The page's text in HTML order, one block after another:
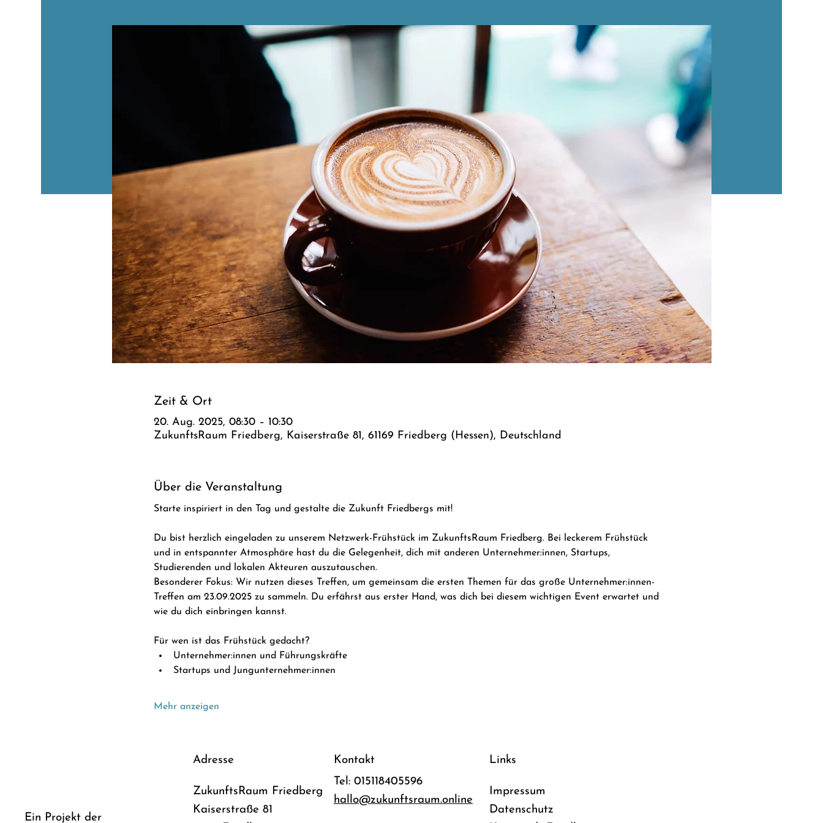
Zeit & Ort
20. Aug. 2025, 08:30 – 10:30
ZukunftsRaum Friedberg, Kaiserstraße 81, 61169 Friedberg (Hessen), Deutschland
Über die Veranstaltung
Starte inspiriert in den Tag und gestalte die Zukunft Friedbergs mit!
Du bist herzlich eingeladen zu unserem Netzwerk-Frühstück im ZukunftsRaum Friedberg. Bei leckerem Frühstück
und in entspannter Atmosphäre hast du die Gelegenheit, dich mit anderen Unternehmer:innen, Startups,
Studierenden und lokalen Akteuren auszutauschen.
Besonderer Fokus: Wir nutzen dieses Treffen, um gemeinsam die ersten Themen für das große Unternehmer:innen-
Treffen am 23.09.2025 zu sammeln. Du erfährst aus erster Hand, was dich bei diesem wichtigen Event erwartet und
wie du dich einbringen kannst.
Für wen ist das Frühstück gedacht?
Unternehmer:innen und Führungskräfte
Startups und Jungunternehmer:innen
Mehr anzeigen
Ein Projekt der
Adresse
ZukunftsRaum Friedberg
Kaiserstraße 81
Kontakt
Tel: 015118405596
hallo@zukunftsraum.online
Links
Impressum
Datenschutz